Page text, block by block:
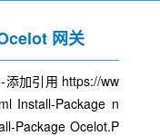
网关
加引用 https://ww
Install-Package n
Package Ocelot.P